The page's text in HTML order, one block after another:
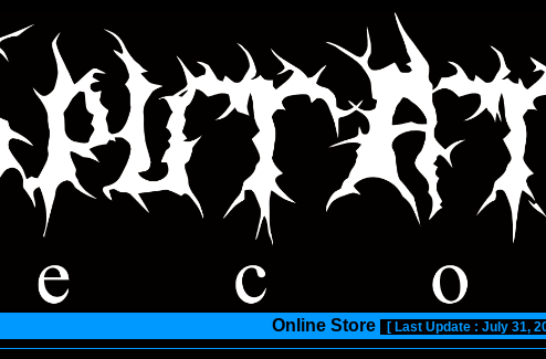
Online Store [ Last Update : July 31,